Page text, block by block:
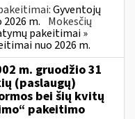
Gyventojų
m. Mokesčių
pakeitimai »
nuo 2026 m.
m. gruodžio 31
(paslaugų)
bei šių kvitų
pakeitimo